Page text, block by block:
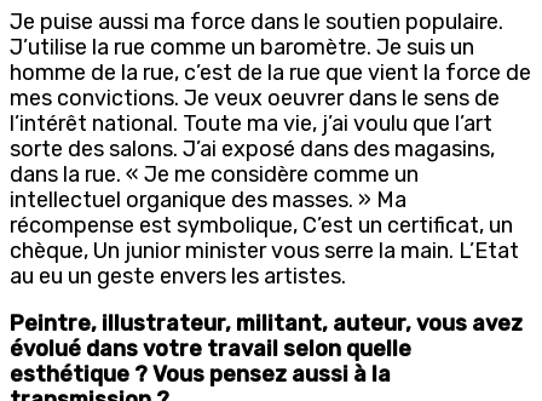
Je puise aussi ma force dans le soutien populaire.
J’utilise la rue comme un baromètre. Je suis un
homme de la rue, c’est de la rue que vient la force de
mes convictions. Je veux oeuvrer dans le sens de
l’intérêt national. Toute ma vie, j’ai voulu que l’art
sorte des salons. J’ai exposé dans des magasins,
dans la rue. « Je me considère comme un
intellectuel organique des masses. » Ma
récompense est symbolique, C’est un certificat, un
chèque, Un junior minister vous serre la main. L’Etat
au eu un geste envers les artistes.
Peintre, illustrateur, militant, auteur, vous avez
évolué dans votre travail selon quelle
esthétique ? Vous pensez aussi à la